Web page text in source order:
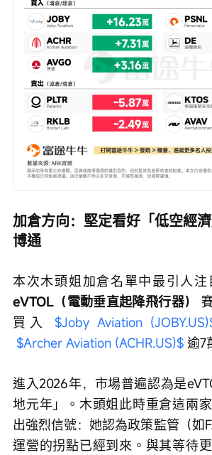
加倉方向：堅定看好「低空經
博通
本次木頭姐加倉名單中最引人
eVTOL（電動垂直起降飛行器）
買入 $Joby Aviation
$Archer Aviation (ACHR.US)$ 逾7
進入2026年，市場普遍認為是
地元年」。木頭姐此時重倉這兩
出強烈信號：她認為政策監管（如
運營的拐點已經到來。與其等待